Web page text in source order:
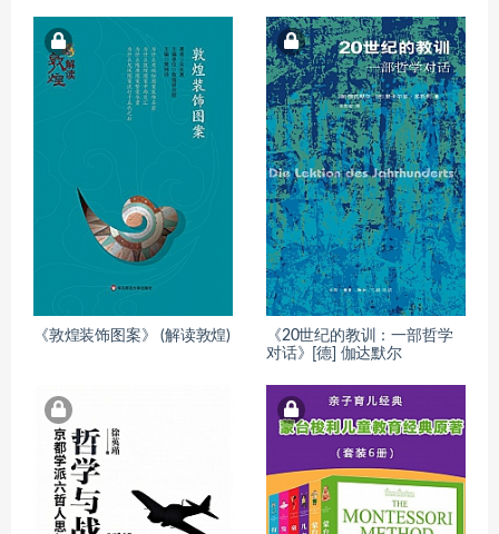
《敦煌装饰图案》 (解读敦煌)
《20世纪的教训：一部哲学
对话》[德] 伽达默尔